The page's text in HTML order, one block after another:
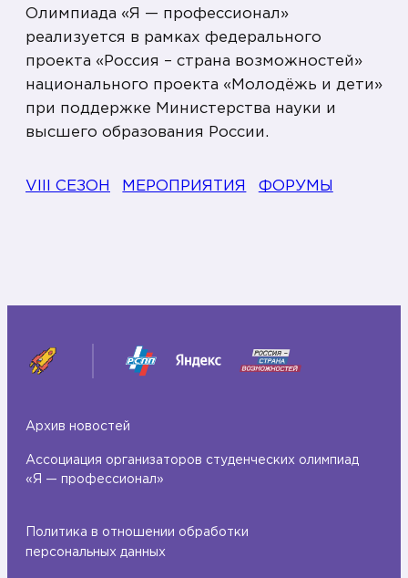
Олимпиада «Я — профессионал»
реализуется в рамках федерального
проекта «Россия – страна возможностей»
национального проекта «Молодёжь и дети»
при поддержке Министерства науки и
высшего образования России.
VIII СЕЗОН МЕРОПРИЯТИЯ ФОРУМЫ
Архив новостей
Ассоциация организаторов студенческих олимпиад
«Я — профессионал»
Политика в отношении обработки
персональных данных